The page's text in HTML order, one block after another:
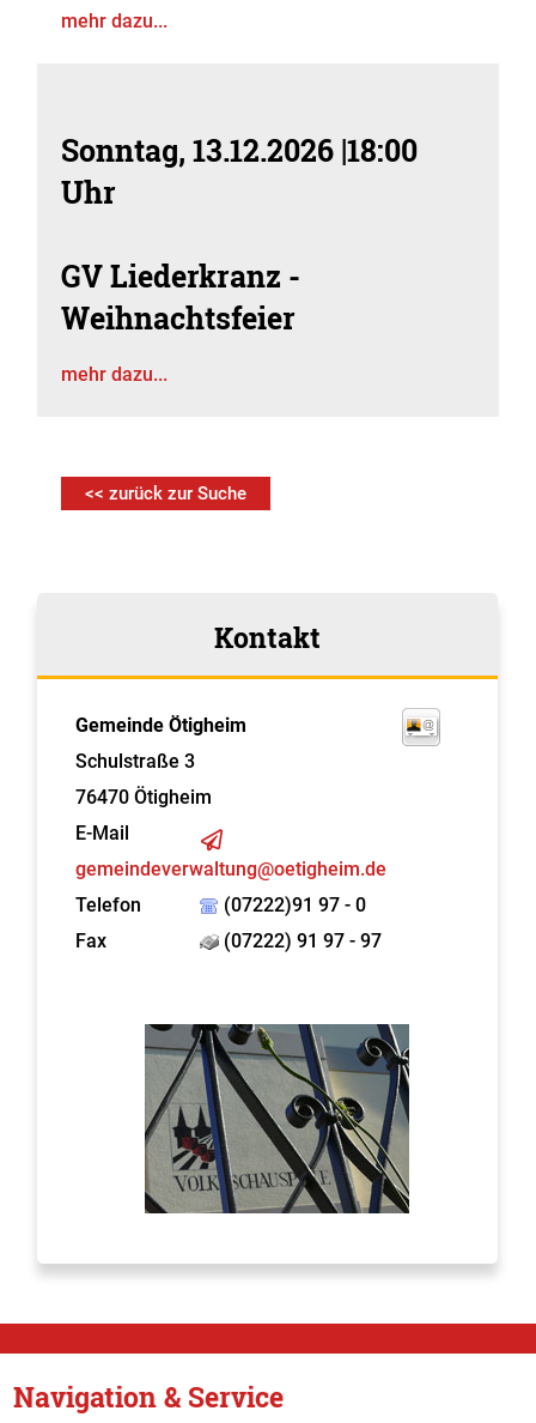
mehr dazu...
Sonntag, 13.12.2026 |18:00
Uhr
GV Liederkranz -
Weihnachtsfeier
mehr dazu...
<< zurück zur Suche
Kontakt
Gemeinde Ötigheim
Schulstraße 3
76470 Ötigheim
E-Mail
gemeindeverwaltung@oetigheim.de
Telefon
(07222)91 97 - 0
Fax
(07222) 91 97 - 97
Navigation & Service